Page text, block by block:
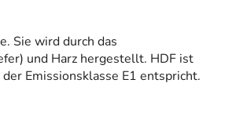
Sie wird durch das
und Harz hergestellt. HDF ist
Emissionsklasse E1 entspricht.